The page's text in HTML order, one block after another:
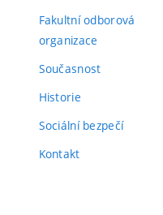
Fakultní odborová
organizace
Současnost
Historie
Sociální bezpečí
Kontakt